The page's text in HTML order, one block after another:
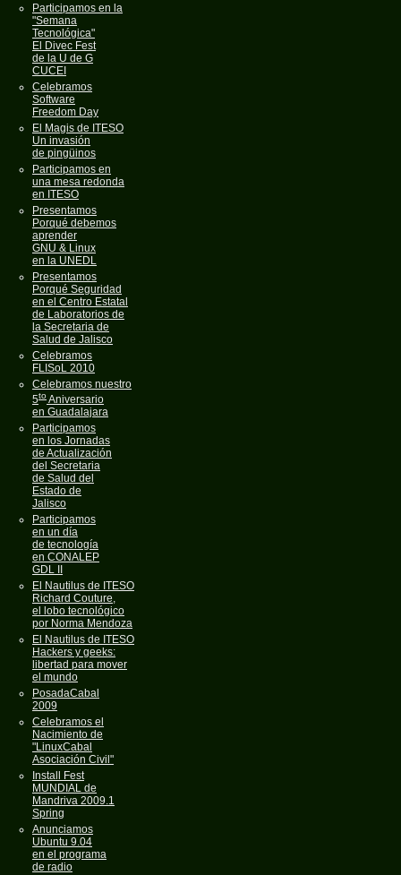
Participamos en la
"Semana
Tecnológica"
El Divec Fest
de la U de G
CUCEI
Celebramos
Software
Freedom Day
El Magis de ITESO
Un invasión
de pingüinos
Participamos en
una mesa redonda
en ITESO
Presentamos
Porqué debemos
aprender
GNU & Linux
en la UNEDL
Presentamos
Porqué Seguridad
en el Centro Estatal
de Laboratorios de
la Secretaria de
Salud de Jalisco
Celebramos
FLISoL 2010
Celebramos nuestro
5toAniversario
en Guadalajara
Participamos
en los Jornadas
de Actualización
del Secretaria
de Salud del
Estado de
Jalisco
Participamos
en un día
de tecnología
en CONALEP
GDL II
El Nautilus de ITESO
Richard Couture,
el lobo tecnológico
por Norma Mendoza
El Nautilus de ITESO
Hackers y geeks:
libertad para mover
el mundo
PosadaCabal
2009
Celebramos el
Nacimiento de
"LinuxCabal
Asociación Civil"
Install Fest
MUNDIAL de
Mandriva 2009.1
Spring
Anunciamos
Ubuntu 9.04
en el programa
de radio